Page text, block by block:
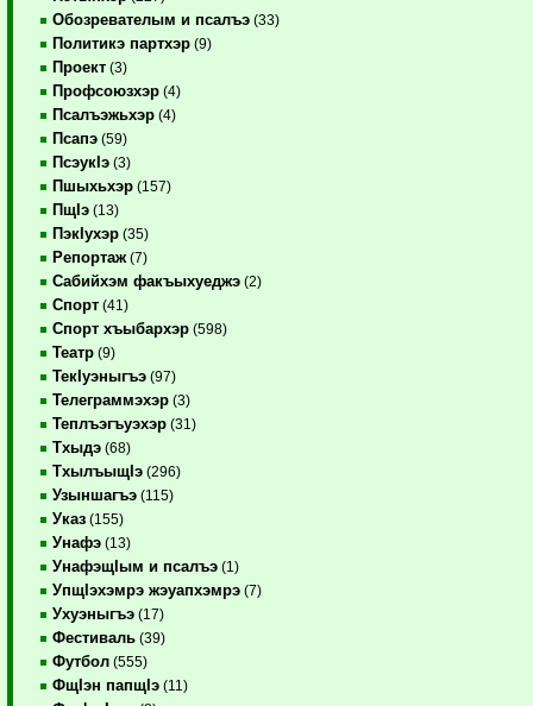
Обозревателым и псалъэ (33)
Политикэ партхэр (9)
Проект (3)
Профсоюзхэр (4)
Псалъэжьхэр (4)
Псапэ (59)
ПсэукIэ (3)
Пшыхьхэр (157)
ПщIэ (13)
ПэкIухэр (35)
Репортаж (7)
Сабийхэм факъыхуеджэ (2)
Спорт (41)
Спорт хъыбархэр (598)
Театр (9)
ТекIуэныгъэ (97)
Телеграммэхэр (3)
Теплъэгъуэхэр (31)
Тхыдэ (68)
ТхылъыщIэ (296)
Узыншагъэ (115)
Указ (155)
Унафэ (13)
УнафэщIым и псалъэ (1)
УпщIэхэмрэ жэуапхэмрэ (7)
Ухуэныгъэ (17)
Фестиваль (39)
Футбол (555)
ФщIэн папщIэ (11)